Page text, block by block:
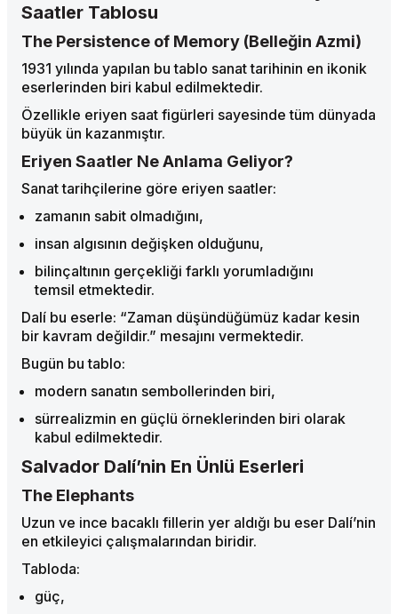
Saatler Tablosu
The Persistence of Memory (Belleğin Azmi)
1931 yılında yapılan bu tablo sanat tarihinin en ikonik
eserlerinden biri kabul edilmektedir.
Özellikle eriyen saat figürleri sayesinde tüm dünyada
büyük ün kazanmıştır.
Eriyen Saatler Ne Anlama Geliyor?
Sanat tarihçilerine göre eriyen saatler:
zamanın sabit olmadığını,
insan algısının değişken olduğunu,
bilinçaltının gerçekliği farklı yorumladığını
temsil etmektedir.
Dalí bu eserle: “Zaman düşündüğümüz kadar kesin
bir kavram değildir.” mesajını vermektedir.
Bugün bu tablo:
modern sanatın sembollerinden biri,
sürrealizmin en güçlü örneklerinden biri olarak
kabul edilmektedir.
Salvador Dalí’nin En Ünlü Eserleri
The Elephants
Uzun ve ince bacaklı fillerin yer aldığı bu eser Dalí’nin
en etkileyici çalışmalarından biridir.
Tabloda:
güç,